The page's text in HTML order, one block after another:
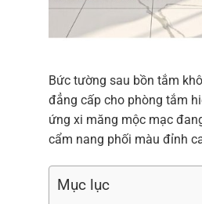
Bức tường sau bồn tắm
đẳng cấp cho phòng tắm
ứng xi măng mộc mạc
cẩm nang phối màu đỉnh
Mục lục